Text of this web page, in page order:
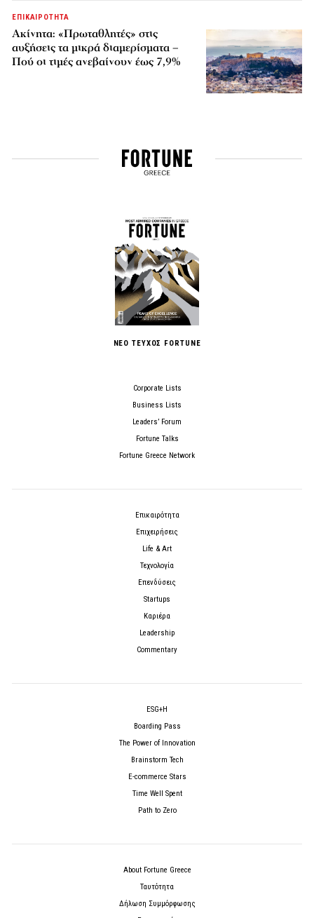
ΕΠΙΚΑΙΡΟΤΗΤΑ
Ακίνητα: «Πρωταθλητές» στις
αυξήσεις τα μικρά διαμερίσματα –
Πού οι τιμές ανεβαίνουν έως 7,9%
ΝΕΟ ΤΕΥΧΟΣ FORTUNE
Corporate Lists
Business Lists
Leaders’ Forum
Fortune Talks
Fortune Greece Network
Επικαιρότητα
Επιχειρήσεις
Life & Art
Τεχνολογία
Επενδύσεις
Startups
Καριέρα
Leadership
Commentary
ESG+H
Boarding Pass
The Power of Innovation
Brainstorm Tech
E-commerce Stars
Time Well Spent
Path to Zero
About Fortune Greece
Ταυτότητα
Δήλωση Συμμόρφωσης